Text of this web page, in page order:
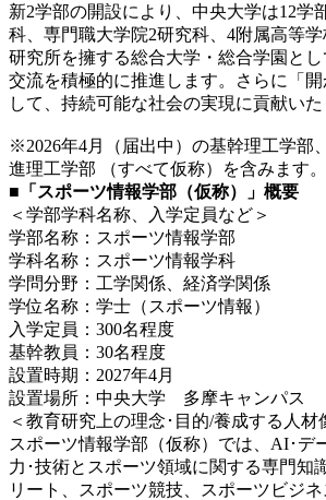
新2学部の開設により、中央大学は12学
科、専門職大学院2研究科、4附属高等
研究所を擁する総合大学・総合学園と
交流を積極的に推進します。さらに「
して、持続可能な社会の実現に貢献いた
※2026年4月（届出中）の基幹理工学部
進理工学部 （すべて仮称）を含みます。
■「スポーツ情報学部（仮称）」概要
＜学部学科名称、入学定員など＞
学部名称：スポーツ情報学部
学科名称：スポーツ情報学科
学問分野：工学関係、経済学関係
学位名称：学士（スポーツ情報）
入学定員：300名程度
基幹教員：30名程度
設置時期：2027年4月
設置場所：中央大学 多摩キャンパス
＜教育研究上の理念･目的/養成する人材
スポーツ情報学部（仮称）では、AI･デ
力･技術とスポーツ領域に関する専門知
リート、スポーツ競技、スポーツビジ